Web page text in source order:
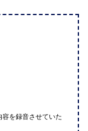
を録音させていた